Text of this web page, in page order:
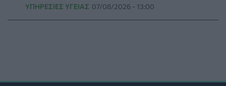
Ο ΙΣΑ συνιστά τη λήψη σχολαστικών μέτρων ατομικής
προστασίας από τον ιό του Δυτικού Νείλου
ΥΠΗΡΕΣΊΕΣ ΥΓΕΊΑΣ 07/08/2026 - 13:00